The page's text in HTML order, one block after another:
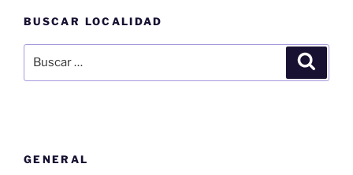
BUSCAR LOCALIDAD
por:
GENERAL